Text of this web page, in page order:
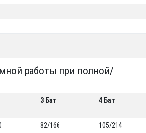
работы при полной/
3 Бат 4 Бат
82/166
105/214